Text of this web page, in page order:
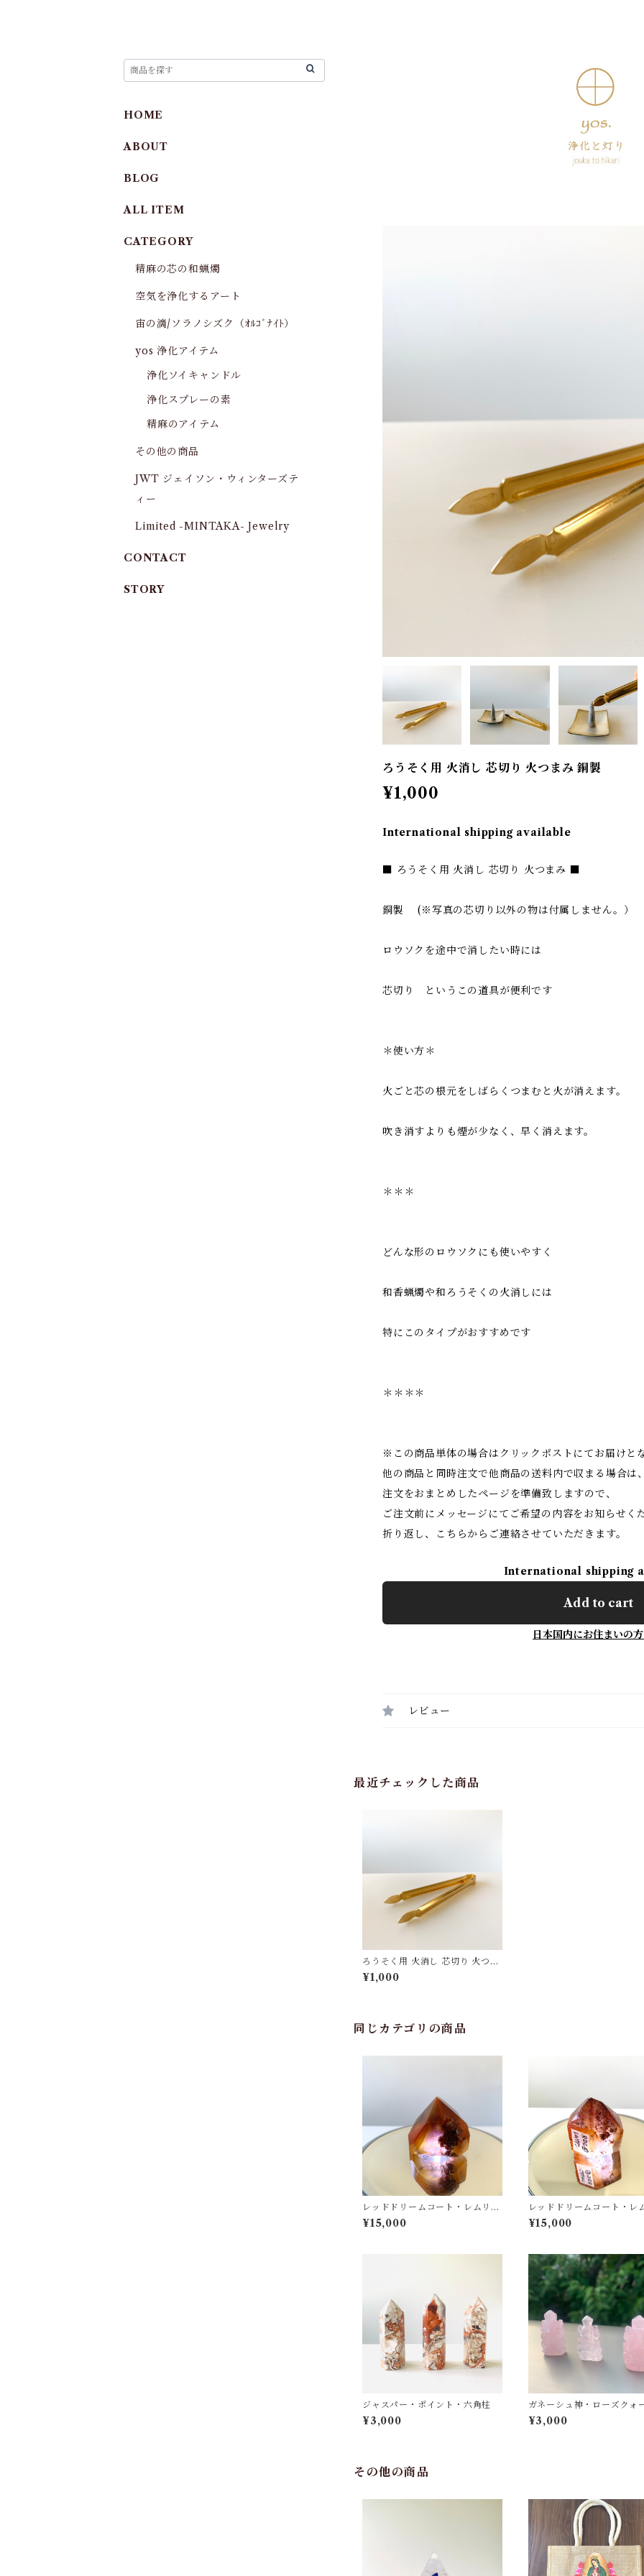
ろうそく用 火消し 芯切り 火つまみ 銅製
¥1,000
International shipping available
■ ろうそく用 火消し 芯切り 火つまみ ■
銅製 (※写真の芯切り以外の物は付属しません。）
ロウソクを途中で消したい時には
芯切り というこの道具が便利です
＊使い方＊
火ごと芯の根元をしばらくつまむと火が消えます。
吹き消すよりも煙が少なく、早く消えます。
＊＊＊
どんな形のロウソクにも使いやすく
和香蝋燭や和ろうそくの火消しには
特にこのタイプがおすすめです
＊＊＊＊
※この商品単体の場合はクリックポストにてお届けとな
他の商品と同時注文で他商品の送料内で収まる場合は、
注文をおまとめしたページを準備致しますので、
ご注文前にメッセージにてご希望の内容をお知らせく
折り返し、こちらからご連絡させていただきます。
International shipping
Add to cart
日本国内にお住まいの
レビュー
最近チェックした商品
ろうそく用 火消し 芯切り 火つま
み 銅製
¥1,000
同じカテゴリの商品
レッドドリームコート・レムリア
ンシード⑤ ポイント・ポリッシ
ュ（磨き）
¥15,000
レッドドリームコート・レ
ンシード④ ポイント・ポリ
ュ（磨き）
¥15,000
ジャスパー・ポイント・六角柱
¥3,000
ガネーシュ神・ローズクォ
ミニサイズ
¥3,000
その他の商品
HOME
ABOUT
BLOG
ALL ITEM
CATEGORY
精麻の芯の和蝋燭
空気を浄化するアート
宙の滴/ソラノシズク（ｵﾙｺﾞﾅｲﾄ）
yos 浄化アイテム
浄化ソイキャンドル
浄化スプレーの素
精麻のアイテム
その他の商品
JWT ジェイソン・ウィンターズテ
ィー
Limited -MINTAKA- Jewelry
CONTACT
STORY